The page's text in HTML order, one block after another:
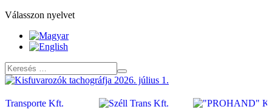
Válasszon nyelvet